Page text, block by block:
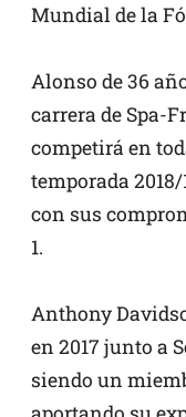
Mundial de la
Alonso de 36
carrera de Spa-
competirá en
temporada
con sus
1.
Anthony
en 2017 junto a
siendo un